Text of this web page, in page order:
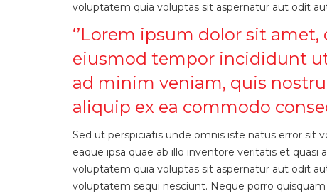
voluptatem quia voluptas sit aspernatur aut odit
‘’Lorem ipsum dolor sit
eiusmod tempor incididunt
ad minim veniam, quis
aliquip ex ea commodo
Sed ut perspiciatis unde omnis iste natus error
eaque ipsa quae ab illo inventore veritatis et
voluptatem quia voluptas sit aspernatur aut odit
voluptatem sequi nesciunt. Neque porro